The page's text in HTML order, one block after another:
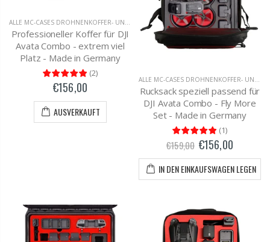
ALLE MC-CASES DROHNENKOFFER- UND RUCKSÄCKE ,DJI AVATA
Professioneller Koffer für DJI
Avata Combo - extrem viel
Platz - Made in Germany
(2)
€156,00
AUSVERKAUFT
ALLE MC-CASES DROHNENKOFFER- UND RUCKSÄCKE
Rucksack speziell passend für
DJI Avata Combo - Fly More
Set - Made in Germany
(1)
€159,00 €156,00
IN DEN EINKAUFSWAGEN LEGEN